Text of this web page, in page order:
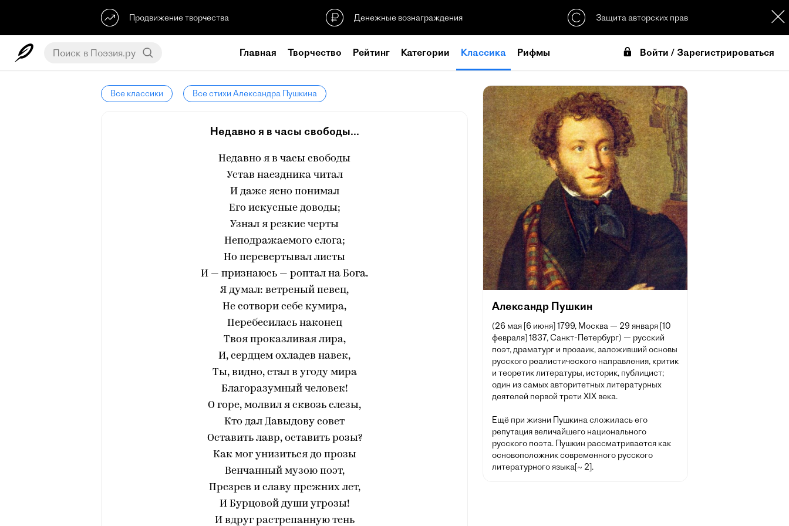
Продвижение творчества Денежные вознаграждения Защита авторских прав
Главная Творчество Рейтинг Категории Классика Рифмы Войти / Зарегистрироваться
Все классики Все стихи Александра Пушкина
Недавно я в часы свободы...
Недавно я в часы свободы
Устав наездника читал
И даже ясно понимал
Его искусные доводы;
Узнал я резкие черты
Неподражаемого слога;
Но перевертывал листы
И — признаюсь — роптал на Бога.
Я думал: ветреный певец,
Не сотвори себе кумира,
Перебесилась наконец
Твоя проказливая лира,
И, сердцем охладев навек,
Ты, видно, стал в угоду мира
Благоразумный человек!
О горе, молвил я сквозь слезы,
Кто дал Давыдову совет
Оставить лавр, оставить розы?
Как мог унизиться до прозы
Венчанный музою поэт,
Презрев и славу прежних лет,
И Бурцовой души угрозы!
И вдруг растрепанную тень
Александр Пушкин
(26 мая [6 июня] 1799, Москва — 29 января [10
февраля] 1837, Санкт-Петербург) — русский
поэт, драматург и прозаик, заложивший основы
русского реалистического направления, критик
и теоретик литературы, историк, публицист;
один из самых авторитетных литературных
деятелей первой трети XIX века.
Ещё при жизни Пушкина сложилась его
репутация величайшего национального
русского поэта. Пушкин рассматривается как
основоположник современного русского
литературного языка[~ 2].